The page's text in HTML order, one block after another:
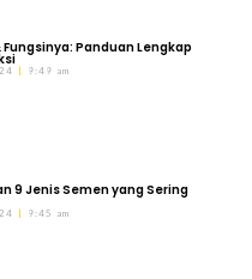
Panduan Lengkap
9:49 am
9 Jenis Semen yang Sering
9:45 am